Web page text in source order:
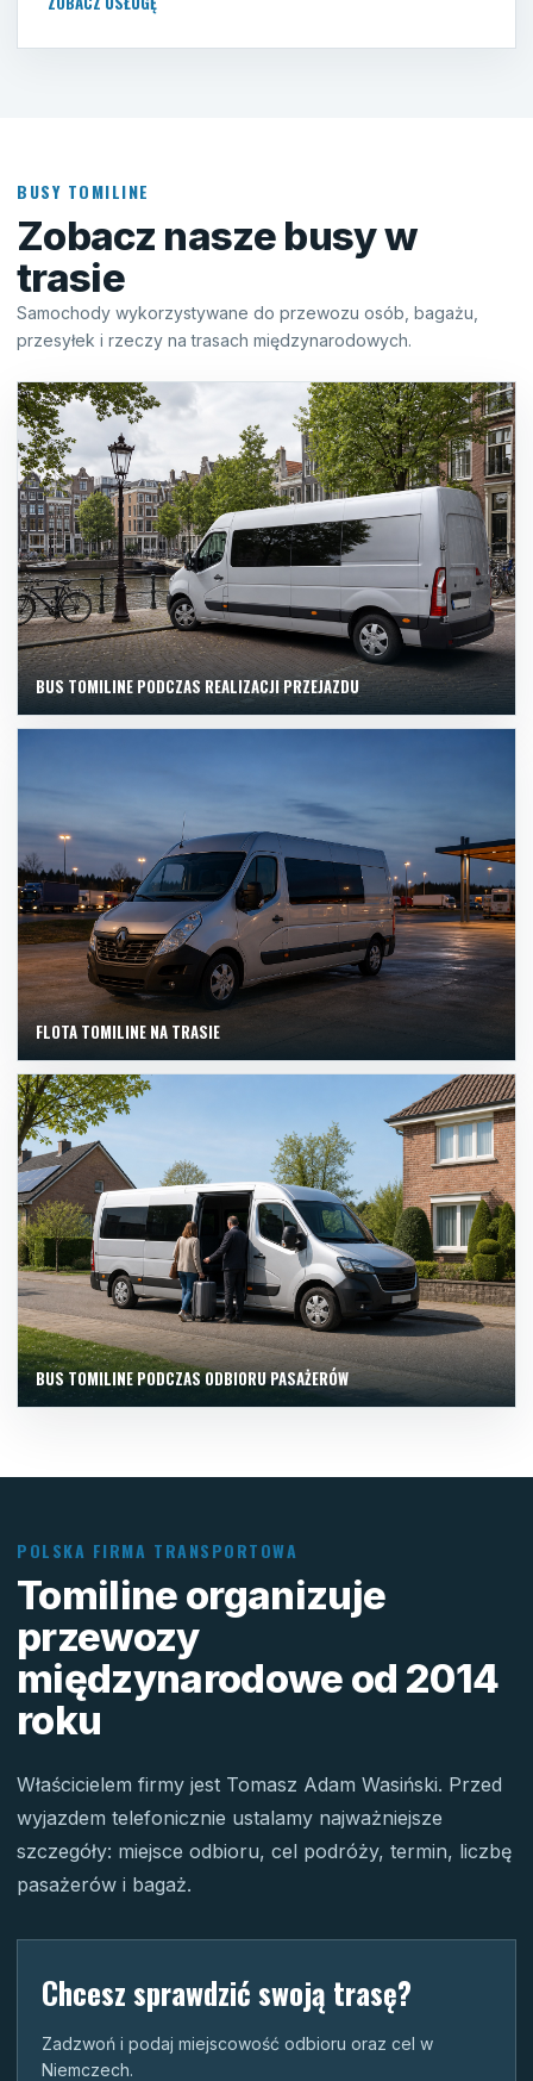
BUSY TOMILINE
Zobacz nasze busy w
trasie
Samochody wykorzystywane do przewozu osób, bagażu,
przesyłek i rzeczy na trasach międzynarodowych.
BUS TOMILINE PODCZAS REALIZACJI PRZEJAZDU
FLOTA TOMILINE NA TRASIE
BUS TOMILINE PODCZAS ODBIORU PASAŻERÓW
POLSKA FIRMA TRANSPORTOWA
Tomiline organizuje
przewozy
międzynarodowe od 2014
roku
Właścicielem firmy jest Tomasz Adam Wasiński. Przed
wyjazdem telefonicznie ustalamy najważniejsze
szczegóły: miejsce odbioru, cel podróży, termin, liczbę
pasażerów i bagaż.
Chcesz sprawdzić swoją trasę?
Zadzwoń i podaj miejscowość odbioru oraz cel w
Niemczech.